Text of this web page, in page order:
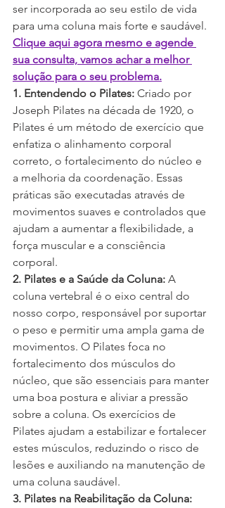
ser incorporada ao seu estilo de vida
para uma coluna mais forte e saudável.
Clique aqui agora mesmo e agende
sua consulta, vamos achar a melhor
solução para o seu problema.
1. Entendendo o Pilates: Criado por
Joseph Pilates na década de 1920, o
Pilates é um método de exercício que
enfatiza o alinhamento corporal
correto, o fortalecimento do núcleo e
a melhoria da coordenação. Essas
práticas são executadas através de
movimentos suaves e controlados que
ajudam a aumentar a flexibilidade, a
força muscular e a consciência
corporal.
2. Pilates e a Saúde da Coluna: A
coluna vertebral é o eixo central do
nosso corpo, responsável por suportar
o peso e permitir uma ampla gama de
movimentos. O Pilates foca no
fortalecimento dos músculos do
núcleo, que são essenciais para manter
uma boa postura e aliviar a pressão
sobre a coluna. Os exercícios de
Pilates ajudam a estabilizar e fortalecer
estes músculos, reduzindo o risco de
lesões e auxiliando na manutenção de
uma coluna saudável.
3. Pilates na Reabilitação da Coluna: